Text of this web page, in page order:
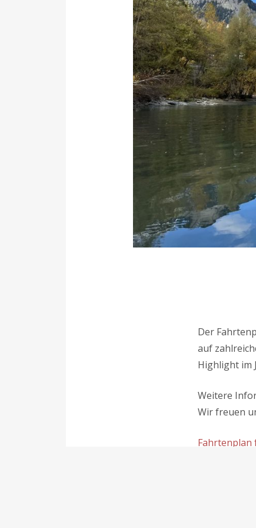
Der
auf
Highlight im
Weitere
Wir freuen
Fahrtenplan